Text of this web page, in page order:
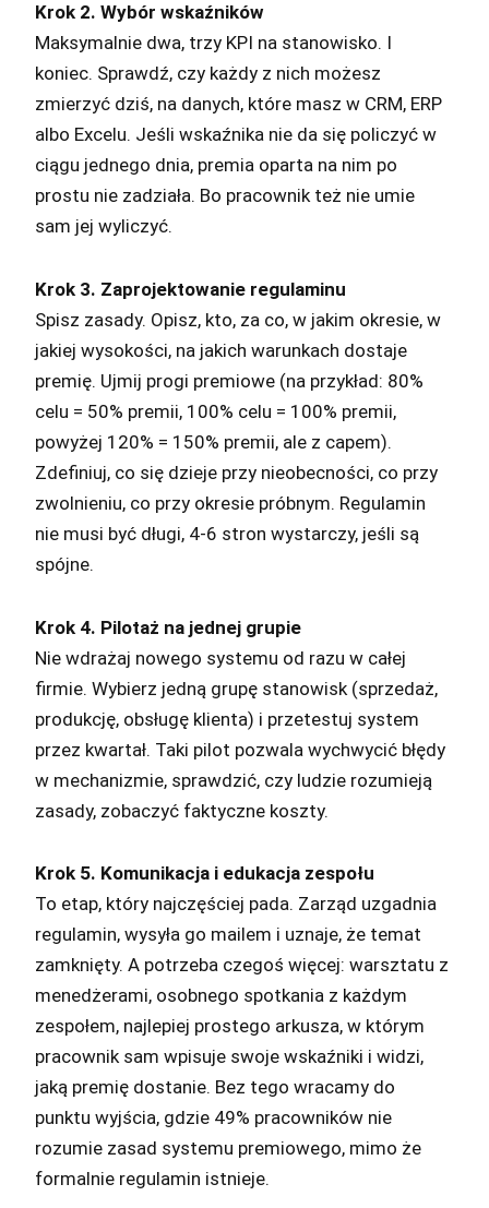
Krok 2. Wybór wskaźników
Maksymalnie dwa, trzy KPI na stanowisko. I
koniec. Sprawdź, czy każdy z nich możesz
zmierzyć dziś, na danych, które masz w CRM, ERP
albo Excelu. Jeśli wskaźnika nie da się policzyć w
ciągu jednego dnia, premia oparta na nim po
prostu nie zadziała. Bo pracownik też nie umie
sam jej wyliczyć.
Krok 3. Zaprojektowanie regulaminu
Spisz zasady. Opisz, kto, za co, w jakim okresie, w
jakiej wysokości, na jakich warunkach dostaje
premię. Ujmij progi premiowe (na przykład: 80%
celu = 50% premii, 100% celu = 100% premii,
powyżej 120% = 150% premii, ale z capem).
Zdefiniuj, co się dzieje przy nieobecności, co przy
zwolnieniu, co przy okresie próbnym. Regulamin
nie musi być długi, 4-6 stron wystarczy, jeśli są
spójne.
Krok 4. Pilotaż na jednej grupie
Nie wdrażaj nowego systemu od razu w całej
firmie. Wybierz jedną grupę stanowisk (sprzedaż,
produkcję, obsługę klienta) i przetestuj system
przez kwartał. Taki pilot pozwala wychwycić błędy
w mechanizmie, sprawdzić, czy ludzie rozumieją
zasady, zobaczyć faktyczne koszty.
Krok 5. Komunikacja i edukacja zespołu
To etap, który najczęściej pada. Zarząd uzgadnia
regulamin, wysyła go mailem i uznaje, że temat
zamknięty. A potrzeba czegoś więcej: warsztatu z
menedżerami, osobnego spotkania z każdym
zespołem, najlepiej prostego arkusza, w którym
pracownik sam wpisuje swoje wskaźniki i widzi,
jaką premię dostanie. Bez tego wracamy do
punktu wyjścia, gdzie 49% pracowników nie
rozumie zasad systemu premiowego, mimo że
formalnie regulamin istnieje.